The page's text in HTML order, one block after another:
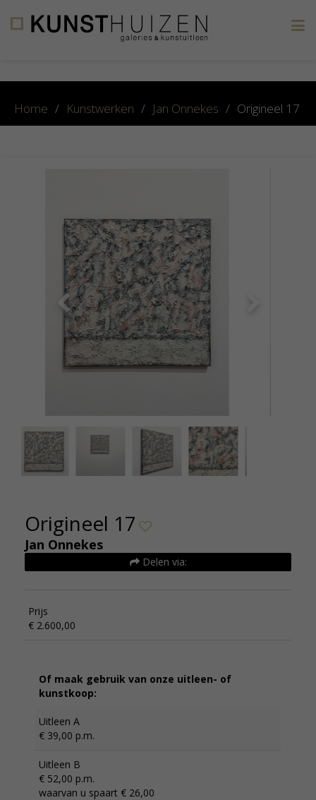
Home / Kunstwerken / Jan Onnekes / Origineel 17
Kunsthuizen 17
Origineel 17
Jan Onnekes
Delen via:
Prijs
€ 2.600,00
Of maak gebruik van onze uitleen- of
kunstkoop:
Uitleen A
€ 39,00 p.m.
Uitleen B
€ 52,00 p.m.
waarvan u spaart € 26,00